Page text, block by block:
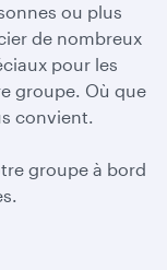
ou plus
de nombreux
pour les
groupe. Où que
convient.
groupe à bord